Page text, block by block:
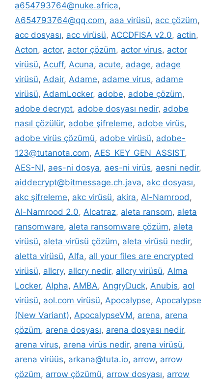
a654793764@nuke.africa,
A654793764@qq.com, aaa virüsü, acc çözüm,
acc dosyası, acc virüsü, ACCDFISA v2.0, actin,
Acton, actor, actor çözüm, actor virus, actor
virüsü, Acuff, Acuna, acute, adage, adage
virüsü, Adair, Adame, adame virus, adame
virüsü, AdamLocker, adobe, adobe çözüm,
adobe decrypt, adobe dosyası nedir, adobe
nasıl çözülür, adobe şifreleme, adobe virüs,
adobe virüs çözümü, adobe virüsü, adobe-
123@tutanota.com, AES_KEY_GEN_ASSIST,
AES-NI, aes-ni dosya, aes-ni virüs, aesni nedir,
aiddecrypt@bitmessage.ch.java, akc dosyası,
akc şifreleme, akc virüsü, akira, Al-Namrood,
Al-Namrood 2.0, Alcatraz, aleta ransom, aleta
ransomware, aleta ransomware çözüm, aleta
virüsü, aleta virüsü çözüm, aleta virüsü nedir,
aletta virüsü, Alfa, all your files are encrypted
virüsü, allcry, allcry nedir, allcry virüsü, Alma
Locker, Alpha, AMBA, AngryDuck, Anubis, aol
virüsü, aol.com virüsü, Apocalypse, Apocalypse
(New Variant), ApocalypseVM, arena, arena
çözüm, arena dosyası, arena dosyası nedir,
arena virus, arena virüs nedir, arena virüsü,
arena virüüs, arkana@tuta.io, arrow, arrow
çözüm, arrow çözümü, arrow dosyası, arrow